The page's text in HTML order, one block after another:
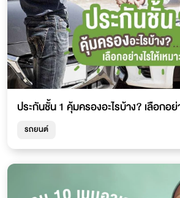
ประกันชั้น 1 คุ้มครองอะไรบ้าง? เลือกอย่
รถยนต์